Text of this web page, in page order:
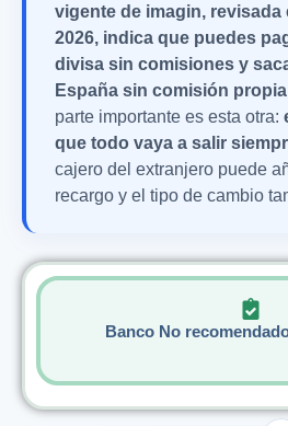
vigente de imagin, revisada
2026, indica que puedes
divisa sin comisiones y
España sin comisión
parte importante es esta otra:
que todo vaya a salir
cajero del extranjero puede
recargo y el tipo de cambio
Banco No